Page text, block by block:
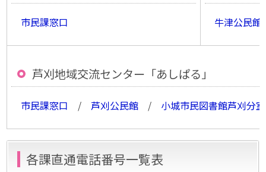
市民課窓口 牛津公民館
芦刈地域交流センター「あしぱる」
市民課窓口 / 芦刈公民館 / 小城市民図書館芦刈分室
各課直通電話番号一覧表